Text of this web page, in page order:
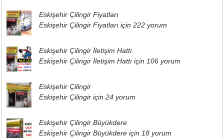
Eskişehir Çilingir Fiyatları
Eskişehir Çilingir Fiyatları için 222 yorum
Eskişehir Çilingir İletişim Hattı
Eskişehir Çilingir İletişim Hattı için 106 yorum
Eskişehir Çilingir
Eskişehir Çilingir için 24 yorum
Eskişehir Çilingir Büyükdere
Eskişehir Çilingir Büyükdere için 18 yorum